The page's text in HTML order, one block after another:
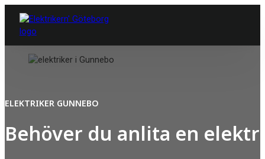
ELEKTRIKER GUNNEBO
Behöver du anlita en